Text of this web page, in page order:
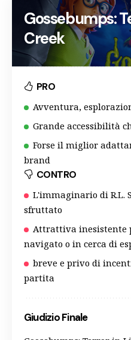
Gossebumps:
Creek
PRO
Avventura,
Grande accessibilità
Forse il miglior
brand
CONTRO
L'immaginario di R.L.
sfruttato
Attrattiva inesistente
navigato o in cerca di
breve e privo di
partita
Giudizio Finale